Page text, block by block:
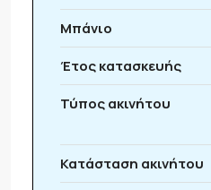
Μπάνιο
Έτος κατασκευής
Τύπος ακινήτου
Κατάσταση ακινήτου